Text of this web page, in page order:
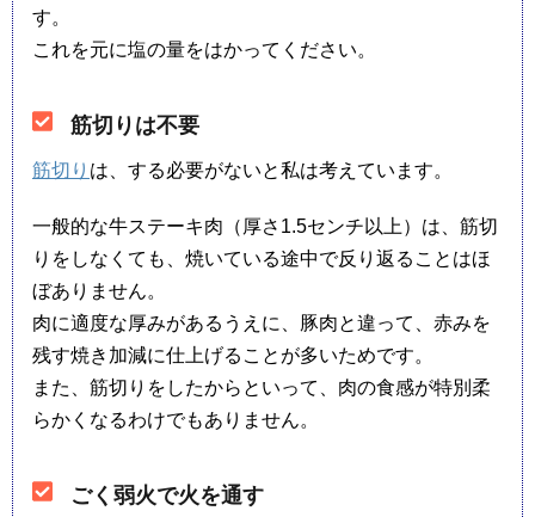
す。
これを元に塩の量をはかってください。
筋切りは不要
筋切り は、する必要がないと私は考えています。
一般的な牛ステーキ肉（厚さ1.5センチ以上）は、筋切
りをしなくても、焼いている途中で反り返ることはほ
ぼありません。
肉に適度な厚みがあるうえに、豚肉と違って、赤みを
残す焼き加減に仕上げることが多いためです。
また、筋切りをしたからといって、肉の食感が特別柔
らかくなるわけでもありません。
ごく弱火で火を通す